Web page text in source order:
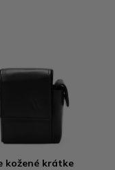
kožené krátke